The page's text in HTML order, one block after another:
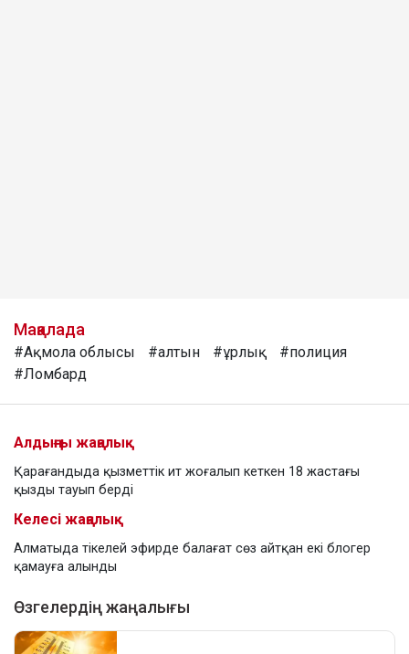
Мақалада
#Ақмола облысы #алтын #ұрлық
#полиция
#Ломбард
Алдыңғы жаңалық
Қарағандыда қызметтік ит жоғалып кеткен 18 жастағы
қызды тауып берді
Келесі жаңалық
Алматыда тікелей эфирде балағат сөз айтқан екі блогер
қамауға алынды